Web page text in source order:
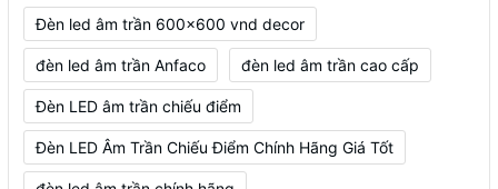
Đèn led âm trần 600x600 vnd decor
đèn led âm trần Anfaco đèn led âm trần cao cấp
Đèn LED âm trần chiếu điểm
Đèn LED Âm Trần Chiếu Điểm Chính Hãng Giá Tốt